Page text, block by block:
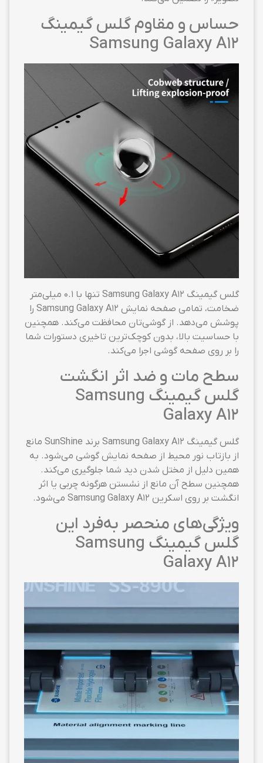
حساس و مقاوم گلس گیمینگ
Samsung Galaxy A12
گلس گیمینگ Samsung Galaxy A12 تنها با ۰.۱ میلی‌متر
ضخامت، تمامی صفحه نمایش Samsung Galaxy A12 را
پوشش می‌دهد. از گوشی‌تان محافظت می‌کند. همچنین
با حساسیت بالا، بدون کوچک‌ترین تاخیری دستورات شما
را بر روی صفحه گوشی اجرا می‌کند.
سطح مات و ضد اثر انگشت
گلس گیمینگ Samsung
Galaxy A12
گلس گیمینگ Samsung Galaxy A12 برند SunShine مانع
از بازتاب نور محیط از صفحه نمایش گوشی می‌شود. به
همین دلیل از مختل شدن دید شما جلوگیری می‌کند.
همچنین سطح آن مانع از نشستن هرگونه چربی یا اثر
انگشت بر روی اسکرین Samsung Galaxy A12 می‌شود.
ویژگی‌های منحصر به‌فرد این
گلس گیمینگ Samsung
Galaxy A12